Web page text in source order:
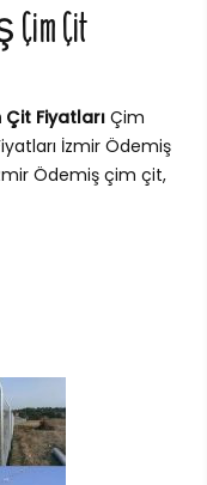
Çim Çit
Fiyatları Çim
İzmir Ödemiş
Ödemiş çim çit,